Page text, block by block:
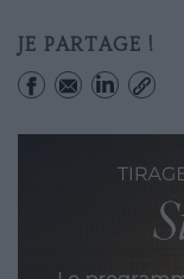
JE PARTAGE !